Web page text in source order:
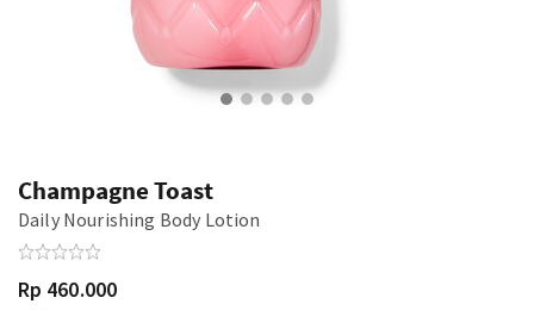
Champagne Toast
Daily Nourishing Body Lotion
Rp 460.000